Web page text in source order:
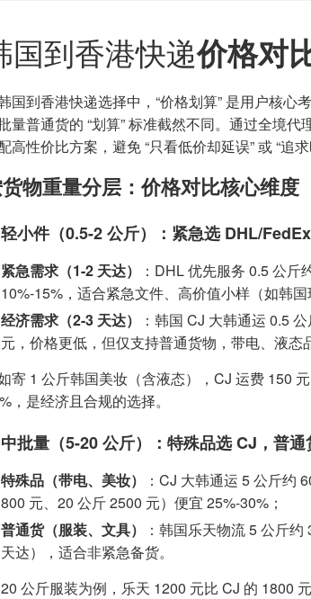
国到香港快递价格对
国到香港快递选择中，“价格划算” 是用户核
量普通货的 “划算” 标准截然不同。通过全境
高性价比方案，避免 “只看低价却延误” 或 “追求
物重量分层：价格对比核心维度
小件（0.5-2 公斤）：紧急选 DHL/
紧急需求（1-2 天达）
：DHL 优先服务 0.5 公
10%-15%，适合紧急文件、高价值小样（如韩国
经济需求（2-3 天达）
：韩国 CJ 大韩通运 0.5
元，价格更低，但仅支持普通货物，带电、液态
寄 1 公斤韩国美妆（含液态），CJ 运费 150
，是经济且合规的选择。
批量（5-20 公斤）：特殊品选 CJ，普通
特殊品（带电、美妆）
：CJ 大韩通运 5 公斤约
800 元、20 公斤 2500 元）便宜 25%-30%；
普通货（服装、文具）
：韩国乐天物流 5 公斤
天达），适合非紧急备货。
公斤服装为例，乐天 1200 元比 CJ 的 1800